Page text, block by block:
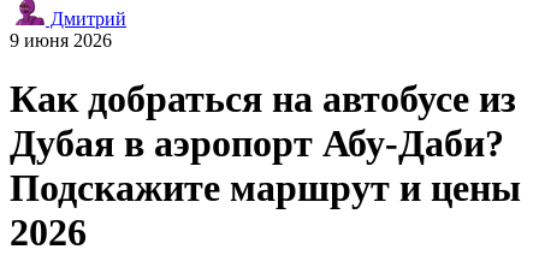
Дмитрий
9 июня 2026
Как добраться на автобусе из
Дубая в аэропорт Абу-Даби?
Подскажите маршрут и цены
2026